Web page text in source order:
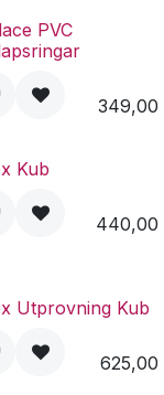
PVC
349,00
Kub
440,00
Utprovning Kub
625,00